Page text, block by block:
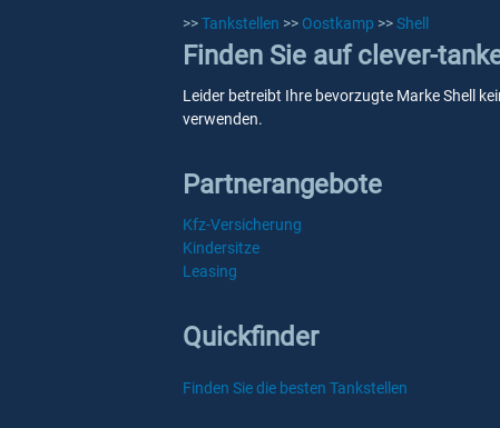
>>Tankstellen >> Oostkamp >>Shell
Finden Sie auf clever-
Leider betreibt Ihre bevorzugte Marke Shell
verwenden.
Partnerangebote
Kfz-Versicherung
Kindersitze
Leasing
Quickfinder
Finden Sie die besten Tankstellen